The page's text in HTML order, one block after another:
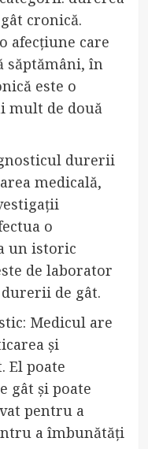
cronică.
afecțiune care
săptămâni, în
este o
mult de două
durerii
medicală,
o
un istoric
de laborator
de gât.
Medicul are
și
El poate
gât și poate
pentru a
a îmbunătăți